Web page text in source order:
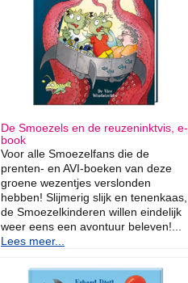
De Smoezels en de reuzeninktvis, e-
book
Voor alle Smoezelfans die de
prenten- en AVI-boeken van deze
groene wezentjes verslonden
hebben! Slijmerig slijk en tenenkaas,
de Smoezelkinderen willen eindelijk
weer eens een avontuur beleven!...
Lees meer...